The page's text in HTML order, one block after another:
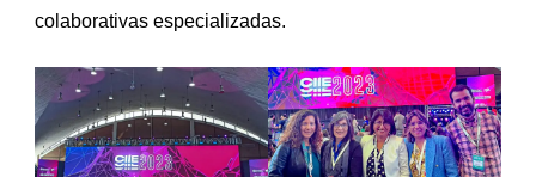
colaborativas especializadas.